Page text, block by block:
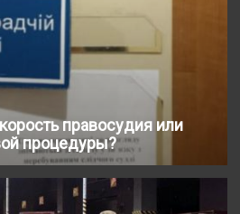
правосудия или
процедуры?